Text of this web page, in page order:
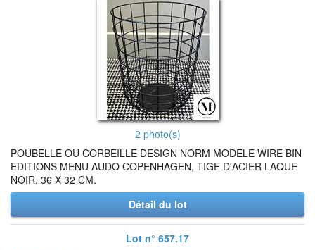
2 photo(s)
POUBELLE OU CORBEILLE DESIGN NORM MODELE WIRE BIN
EDITIONS MENU AUDO COPENHAGEN, TIGE D'ACIER LAQUE
NOIR. 36 X 32 CM.
Détail du lot
Lot n° 657.17